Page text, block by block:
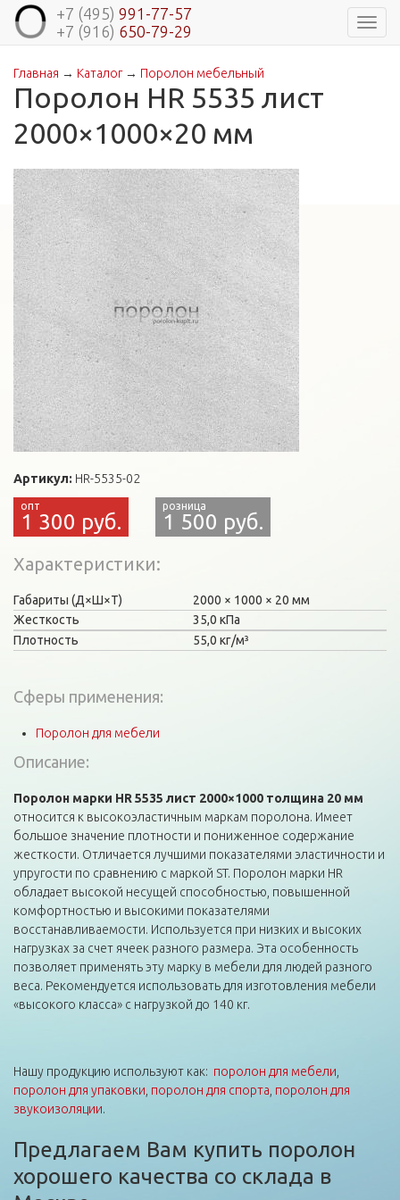
+7 (495) 991-77-57
+7 (916) 650-79-29
Вы здесь
Главная → Каталог→ Поролон мебельный
Поролон HR 5535 лист
2000×1000×20 мм
Артикул: HR-5535-02
1 300 руб. 1 500 руб.
Характеристики
Габариты (Д×Ш×Т) 2000 1000
20 мм
Жесткость
35,0 кПа
Плотность
55,0 кг/м³
Сферы применения:
Поролон для мебели
Описание:
Поролон марки HR 5535 лист 2000×1000 толщина 20 мм
относится к высокоэластичным маркам поролона. Имеет
большое значение плотности и пониженное содержание
жесткости. Отличается лучшими показателями эластичности и
упругости по сравнению с маркой ST. Поролон марки HR
обладает высокой несущей способностью, повышенной
комфортностью и высокими показателями
восстанавливаемости. Используется при низких и высоких
нагрузках за счет ячеек разного размера. Эта особенность
позволяет применять эту марку в мебели для людей разного
веса. Рекомендуется использовать для изготовления мебели
«высокого класса» с нагрузкой до 140 кг.
Нашу продукцию используют как: поролон для мебели
поролон для упаковки поролон для спорта поролон для
звукоизоляции.
Предлагаем Вам купить поролон
хорошего качества со склада в